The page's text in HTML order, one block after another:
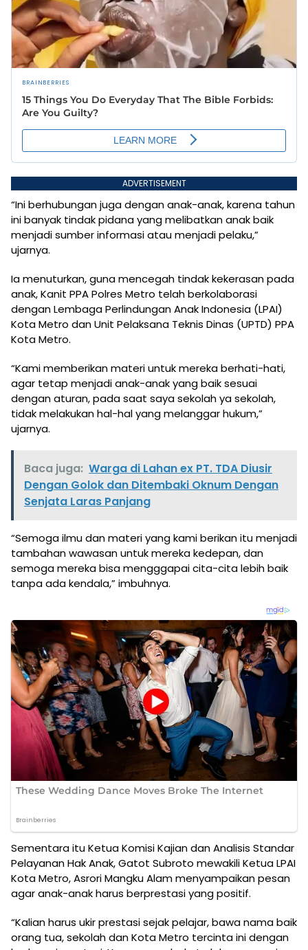
ADVERTISEMENT
“Ini berhubungan juga dengan anak-anak, karena tahun
ini banyak tindak pidana yang melibatkan anak baik
menjadi sumber informasi atau menjadi pelaku,”
ujarnya.
Ia menuturkan, guna mencegah tindak kekerasan pada
anak, Kanit PPA Polres Metro telah berkolaborasi
dengan Lembaga Perlindungan Anak Indonesia (LPAI)
Kota Metro dan Unit Pelaksana Teknis Dinas (UPTD) PPA
Kota Metro.
“Kami memberikan materi untuk mereka berhati-hati,
agar tetap menjadi anak-anak yang baik sesuai
dengan aturan, pada saat saya sekolah ya sekolah,
tidak melakukan hal-hal yang melanggar hukum,”
ujarnya.
Baca juga: Warga di Lahan ex PT. TDA Diusir
Dengan Golok dan Ditembaki Oknum Dengan
Senjata Laras Panjang
“Semoga ilmu dan materi yang kami berikan itu menjadi
tambahan wawasan untuk mereka kedepan, dan
semoga mereka bisa mengggapai cita-cita lebih baik
tanpa ada kendala,” imbuhnya.
Sementara itu Ketua Komisi Kajian dan Analisis Standar
Pelayanan Hak Anak, Gatot Subroto mewakili Ketua LPAI
Kota Metro, Asrori Mangku Alam menyampaikan pesan
agar anak-anak harus berprestasi yang positif.
“Kalian harus ukir prestasi sejak pelajar, bawa nama baik
orang tua, sekolah dan Kota Metro tercinta ini dengan